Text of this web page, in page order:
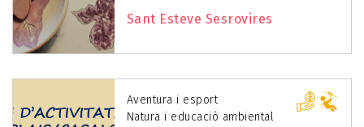
Sant Esteve Sesrovires
Aventura i esport
Natura i educació ambiental